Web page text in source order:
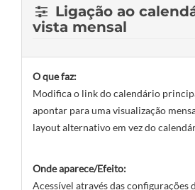
Ligação ao
vista mensal
O que faz:
Modifica o link do calendário
apontar para uma visualização
layout alternativo em vez do
Onde aparece/Efeito:
Acessível através das configurações